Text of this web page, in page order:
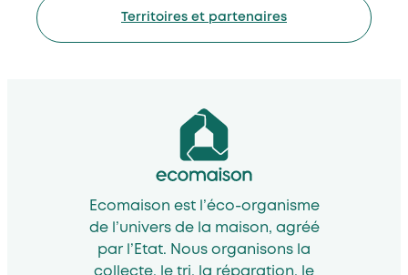
Territoires et partenaires
Ecomaison est l’éco-organisme
de l’univers de la maison, agréé
par l’Etat. Nous organisons la
collecte, le tri, la réparation, le